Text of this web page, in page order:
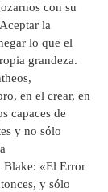
con su
la
lo que el
grandeza.
en el crear, en
capaces de
y no sólo
Blake: «El Error
y sólo